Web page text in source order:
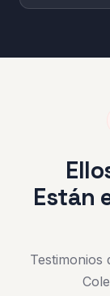
Están
Testimonios